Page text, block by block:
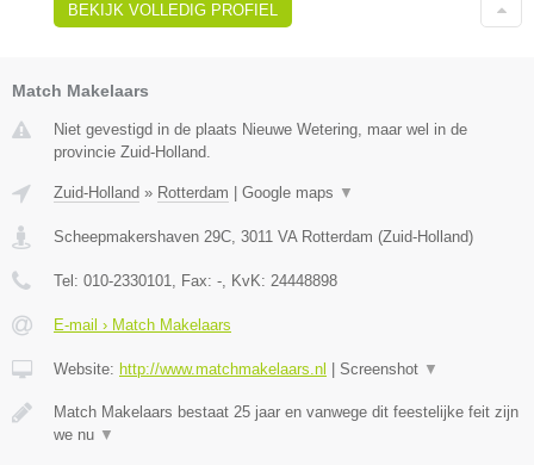
BEKIJK VOLLEDIG PROFIEL
Match Makelaars
Niet gevestigd in de plaats Nieuwe Wetering, maar wel in de
provincie Zuid-Holland.
Zuid-Holland » Rotterdam Google maps ▼
Scheepmakershaven 29C, 3011 VA Rotterdam (Zuid-Holland)
Tel: 010-2330101, Fax: -, KvK: 24448898
E-mail › Match Makelaars
Website: http://www.matchmakelaars.nl Screenshot ▼
Match Makelaars bestaat 25 jaar en vanwege dit feestelijke feit zijn
we nu ▼